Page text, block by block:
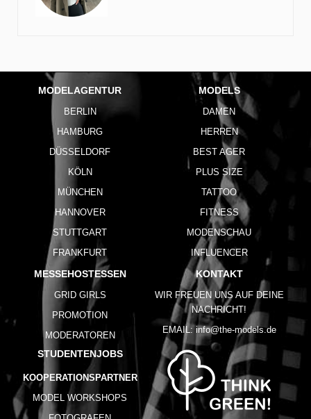
MODELAGENTUR
BERLIN
HAMBURG
DÜSSELDORF
KÖLN
MÜNCHEN
HANNOVER
STUTTGART
FRANKFURT
MODELS
DAMEN
HERREN
BEST AGER
PLUS SIZE
TATTOO
FITNESS
MODENSCHAU
INFLUENCER
MESSEHOSTESSEN
GRID GIRLS
PROMOTION
MODERATOREN
STUDENTENJOBS
KOOPERATIONSPARTNER
MODEL WORKSHOPS
KONTAKT
WIR FREUEN UNS AUF DEINE
NACHRICHT!
EMAIL: info@the-models.de